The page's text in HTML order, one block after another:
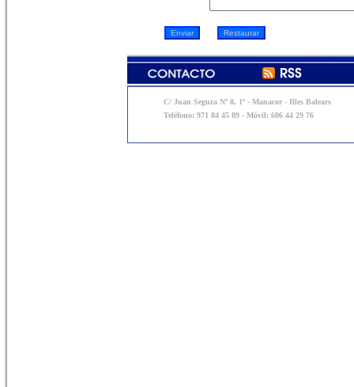
C/ Juan Segura Nº 8, 1º - Manacor - Illes Balears
Teléfono: 971 84 45 89 - Móvil: 606 44 29 76